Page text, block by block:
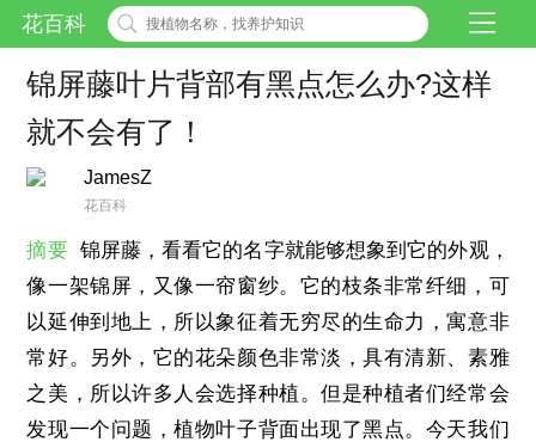
花百科
锦屏藤叶片背部有黑点怎么办?这样
就不会有了！
JamesZ
花百科
摘要 锦屏藤，看看它的名字就能够想象到它的外观，
像一架锦屏，又像一帘窗纱。它的枝条非常纤细，可
以延伸到地上，所以象征着无穷尽的生命力，寓意非
常好。另外，它的花朵颜色非常淡，具有清新、素雅
之美，所以许多人会选择种植。但是种植者们经常会
发现一个问题，植物叶子背面出现了黑点。今天我们